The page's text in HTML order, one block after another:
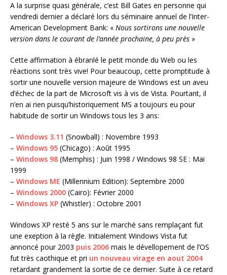
A la surprise quasi générale, c’est Bill Gates en personne qui
vendredi dernier a déclaré lors du séminaire annuel de l’Inter-
American Development Bank: « Nous sortirons une nouvelle
version dans le courant de l’année prochaine, à peu près »
Cette affirmation à ébranlé le petit monde du Web ou les
réactions sont très vive! Pour beaucoup, cette promptitude à
sortir une nouvelle version majeure de Windows est un aveu
d’échec de la part de Microsoft vis à vis de Vista. Pourtant, il
n’en ai rien puisqu’historiquement MS a toujours eu pour
habitude de sortir un Windows tous les 3 ans:
– Windows 3.11 (Snowball) : Novembre 1993
– Windows 95 (Chicago) : Août 1995
– Windows 98 (Memphis) : Juin 1998 / Windows 98 SE : Mai
1999
– Windows ME (Millennium Edition): Septembre 2000
– Windows 2000 (Cairo): Février 2000
– Windows XP (Whistler) : Octobre 2001
Windows XP resté 5 ans sur le marché sans remplaçant fut
une exeption à la règle. Initialement Windows Vista fut
annoncé pour 2003 puis 2006 mais le dévellopement de l’OS
fut très caothique et pri un nouveau virage en aout 2004
retardant grandement la sortie de ce dernier. Suite à ce retard